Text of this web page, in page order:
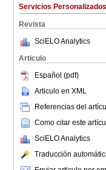
Servicios Personalizados
Revista
SciELO Analytics
Articulo
Español (pdf)
Articulo en XML
Referencias del
Como citar este
SciELO Analytics
Traducción